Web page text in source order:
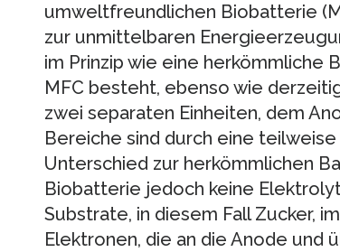
umweltfreundlichen Biobatterie
zur unmittelbaren
im Prinzip wie eine herkömmliche
MFC besteht, ebenso wie
zwei separaten Einheiten, dem
Bereiche sind durch eine
Unterschied zur herkömmlichen
Biobatterie jedoch keine
Substrate, in diesem Fall Zucker,
Elektronen, die an die Anode und